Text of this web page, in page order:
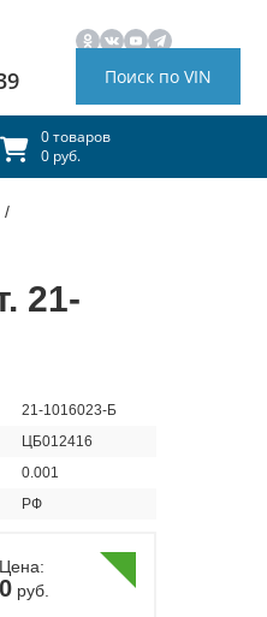
Поиск по VIN
0 товаров
0 руб.
/
21-
21-1016023-Б
ЦБ012416
0.001
РФ
Цена:
0руб.